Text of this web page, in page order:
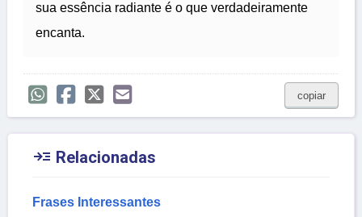
sua essência radiante é o que verdadeiramente
encanta.
copiar
 Relacionadas
Frases Interessantes